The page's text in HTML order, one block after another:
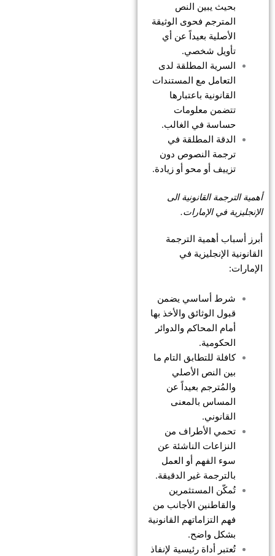
بحيث يبين النص
المترجم فحوى الوثيقة
الأصلية بعيداً عن أي
تأويل شخصي.
السرية المطلقة لدى
التعامل مع المستندات
القانونية باعتبارها
تتضمن معلومات
حساسة في الغالب.
الدقة المطلقة في
ترجمة النصوص دون
تزييف أو محو أو زيادة.
أهمية الترجمة القانونية الى
الإنجليزية في الإمارات.
أبرز أسباب أهمية الترجمة
القانونية الإنجليزية في
الإمارات:
شرط أساسي يضمن
قبول الوثائق والأخذ بها
أمام المحاكم والدوائر
الحكومية.
كافلة للتطابق التام ما
بين النص الأصلي
والمُترجم بعيداً عن
المساس بالمعنى
القانوني.
تحمي الأطراف من
النزاعات الناشئة عن
سوء الفهم أو العمل
بالترجمة غير الدقيقة.
تُمكّن المستثمرين
والقاطنين الأجانب من
فهم التزاماتهم القانونية
بشكل واضح.
تُعتبر أداة رئيسية لإنفاذ